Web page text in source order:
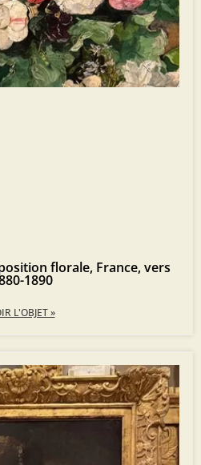
florale, France, vers
1890
L'OBJET »